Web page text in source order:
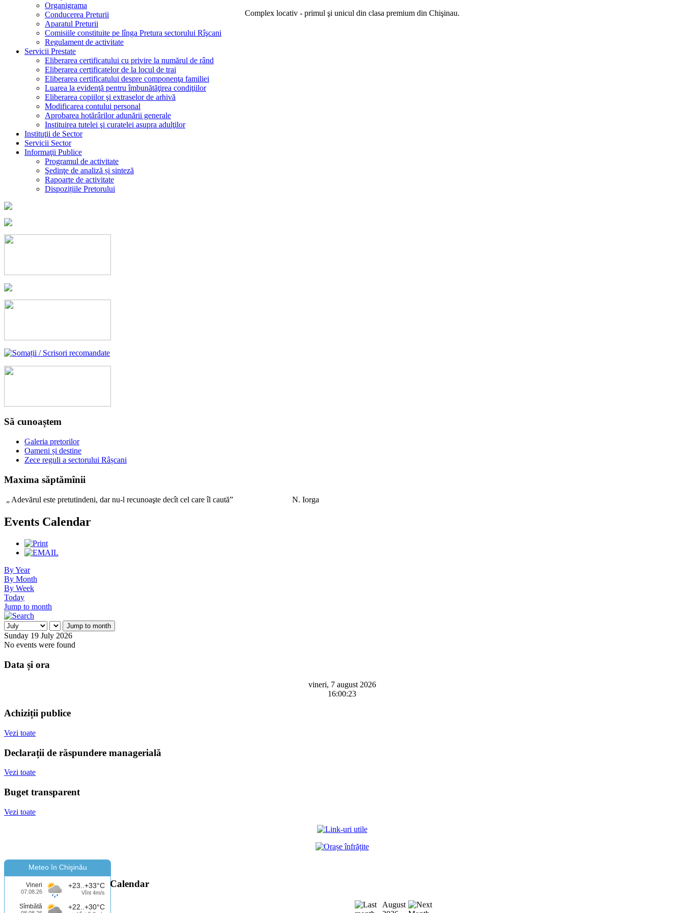
Complex locativ - primul şi unicul din clasa premium din Chişinau.
Organigrama
Conducerea Preturii
Aparatul Preturii
Comisiile constituite pe lînga Pretura sectorului Rîşcani
Regulament de activitate
Servicii Prestate
Eliberarea certificatului cu privire la numărul de rând
Eliberarea certificatelor de la locul de trai
Eliberarea certificatului despre componenţa familiei
Luarea la evidenţă pentru îmbunătăţirea condiţiilor
Eliberarea copiilor şi extraselor de arhivă
Modificarea contului personal
Aprobarea hotărârilor adunării generale
Instituirea tutelei şi curatelei asupra adulţilor
Instituţii de Sector
Servicii Sector
Informaţii Publice
Programul de activitate
Şedinţe de analiză și sinteză
Rapoarte de activitate
Dispozițiile Pretorului
Să cunoaștem
Galeria pretorilor
Oameni și destine
Zece reguli a sectorului Râșcani
Maxima săptămînii
„ Adevărul este pretutindeni, dar nu-l recunoaşte decît cel care îl caută” N. Iorga
Events Calendar
By Year
By Month
By Week
Today
Jump to month
Jump to month
Sunday 19 July 2026
No events were found
Data și ora
vineri, 7 august 2026
16:00:23
Achiziții publice
Vezi toate
Declarații de răspundere managerială
Vezi toate
Buget transparent
Vezi toate
Meteo în Chişinău
Vineri
07.08.26
+23..+33°C
Vînt 4m/s
Sîmbătă +22..+30°C
Calendar
August